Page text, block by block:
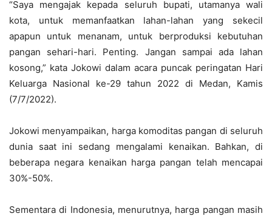
“Saya mengajak kepada seluruh bupati, utamanya wali
kota, untuk memanfaatkan lahan-lahan yang sekecil
apapun untuk menanam, untuk berproduksi kebutuhan
pangan sehari-hari. Penting. Jangan sampai ada lahan
kosong,” kata Jokowi dalam acara puncak peringatan Hari
Keluarga Nasional ke-29 tahun 2022 di Medan, Kamis
(7/7/2022).
Jokowi menyampaikan, harga komoditas pangan di seluruh
dunia saat ini sedang mengalami kenaikan. Bahkan, di
beberapa negara kenaikan harga pangan telah mencapai
30%-50%.
Sementara di Indonesia, menurutnya, harga pangan masih